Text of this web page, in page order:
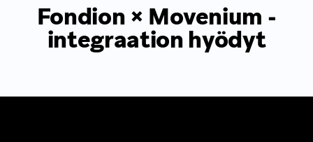
Fondion × Movenium -
integraation hyödyt